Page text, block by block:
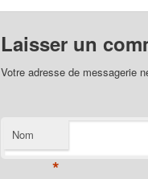
Laisser un
Votre adresse de messagerie
Nom
*